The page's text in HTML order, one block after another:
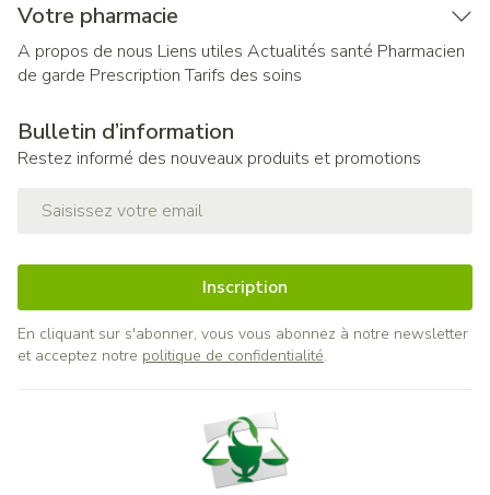
Votre pharmacie
A propos de nous Liens utiles Actualités santé Pharmacien
de garde Prescription Tarifs des soins
Bulletin d’information
Restez informé des nouveaux produits et promotions
Inscription
En cliquant sur s'abonner, vous vous abonnez à notre newsletter
et acceptez notre politique de confidentialité.